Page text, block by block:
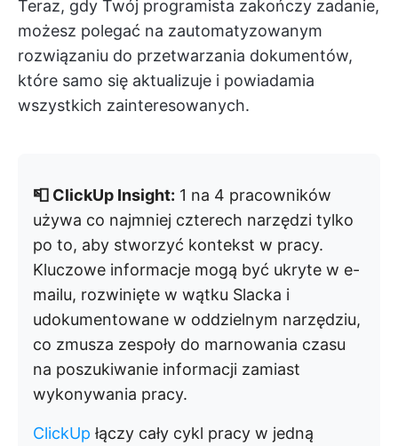
Teraz, gdy Twój programista zakończy zadanie,
możesz polegać na zautomatyzowanym
rozwiązaniu do przetwarzania dokumentów,
które samo się aktualizuje i powiadamia
wszystkich zainteresowanych.
📮 ClickUp Insight: 1 na 4 pracowników
używa co najmniej czterech narzędzi tylko
po to, aby stworzyć kontekst w pracy.
Kluczowe informacje mogą być ukryte w e-
mailu, rozwinięte w wątku Slacka i
udokumentowane w oddzielnym narzędziu,
co zmusza zespoły do marnowania czasu
na poszukiwanie informacji zamiast
wykonywania pracy.
ClickUp łączy cały cykl pracy w jedną